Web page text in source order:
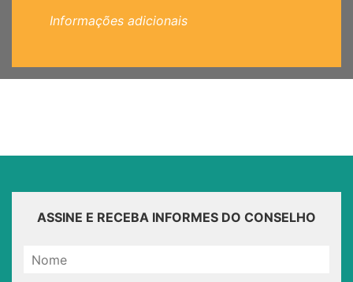
Informações adicionais
ASSINE E RECEBA INFORMES DO CONSELHO